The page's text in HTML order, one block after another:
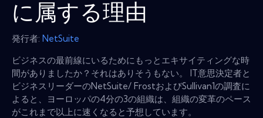
に属する理由
発行者: NetSuite
ビジネスの最前線にいるためにもっとエキサイティングな時
間がありましたか？それはありそうもない。 IT意思決定者と
ビジネスリーダーのNetSuite/ FrostおよびSullivan1の調査に
よると、ヨーロッパの4分の3の組織は、組織の変革のペース
がこれまで以上に速くなると予想しています。